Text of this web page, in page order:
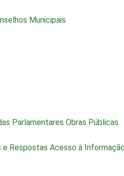
Municipais
Parlamentares Obras Públicas
e Respostas Acesso à Informação